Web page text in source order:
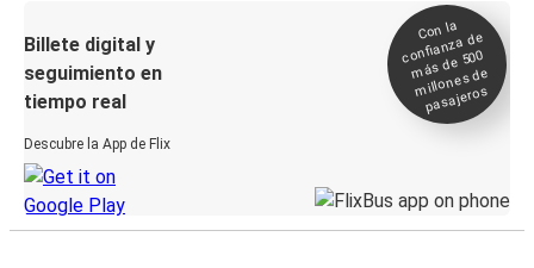
Billete digital y
seguimiento en
tiempo real
Descubre la App de Flix
Con la
confianza de
más de 500
millones de
pasajeros